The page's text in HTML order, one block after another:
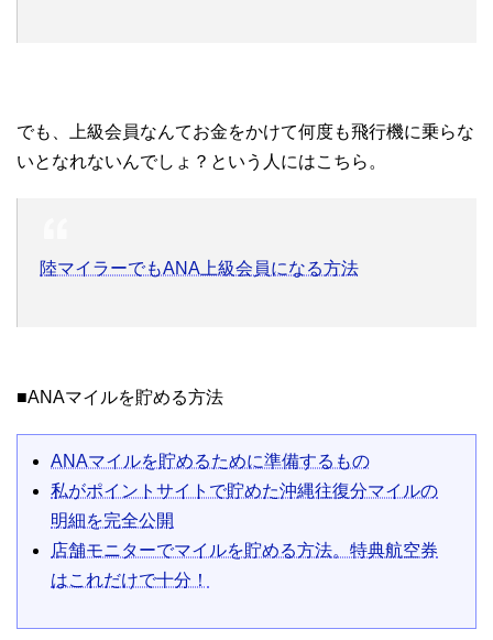
でも、上級会員なんてお金をかけて何度も飛行機に乗らな
いとなれないんでしょ？という人にはこちら。
陸マイラーでもANA上級会員になる方法
■ANAマイルを貯める方法
ANAマイルを貯めるために準備するもの
私がポイントサイトで貯めた沖縄往復分マイルの
明細を完全公開
店舗モニターでマイルを貯める方法。特典航空券
はこれだけで十分！